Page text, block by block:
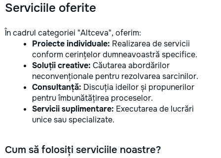
Serviciile oferite
În cadrul categoriei "Altceva", oferim:
Proiecte individuale: Realizarea de servicii
conform cerințelor dumneavoastră specifice.
Soluții creative: Căutarea abordărilor
neconvenționale pentru rezolvarea sarcinilor.
Consultanță: Discuția ideilor și propunerilor
pentru îmbunătățirea proceselor.
Servicii suplimentare: Executarea de lucrări
unice sau specializate.
Cum să folosiți serviciile noastre?